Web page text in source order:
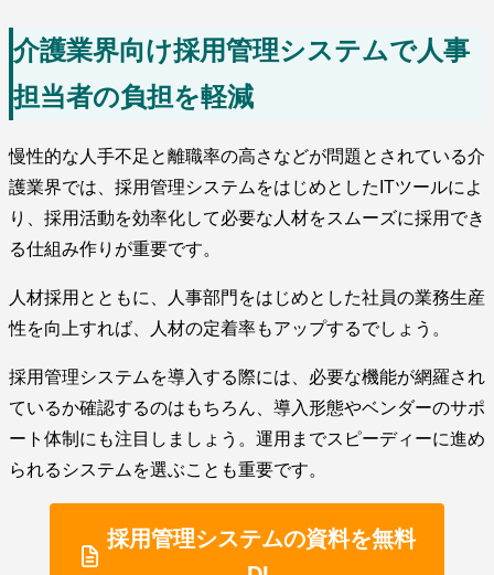
介護業界向け採用管理システムで人事
担当者の負担を軽減
慢性的な人手不足と離職率の高さなどが問題とされている介
護業界では、採用管理システムをはじめとしたITツールによ
り、採用活動を効率化して必要な人材をスムーズに採用でき
る仕組み作りが重要です。
人材採用とともに、人事部門をはじめとした社員の業務生産
性を向上すれば、人材の定着率もアップするでしょう。
採用管理システムを導入する際には、必要な機能が網羅され
ているか確認するのはもちろん、導入形態やベンダーのサポ
ート体制にも注目しましょう。運用までスピーディーに進め
られるシステムを選ぶことも重要です。
採用管理システムの資料を無料